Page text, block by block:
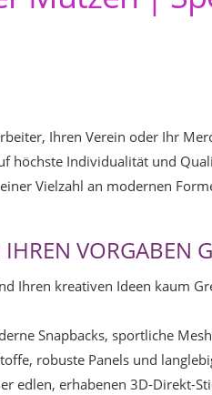
Ihren Verein oder Ihr
höchste Individualität und
Vielzahl an modernen
VORGABEN
Ihren kreativen Ideen kaum
Snapbacks, sportliche
robuste Panels und
edlen, erhabenen 3D-Direkt-